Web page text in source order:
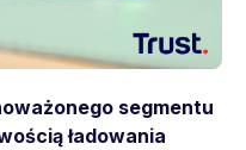
segmentu
ładowania